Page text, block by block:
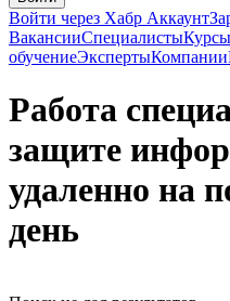
Войти через Хабр Аккаунт
ВакансииСпециалисты
обучениеЭкспертыКомпании
Работа
защите
удаленно на
день